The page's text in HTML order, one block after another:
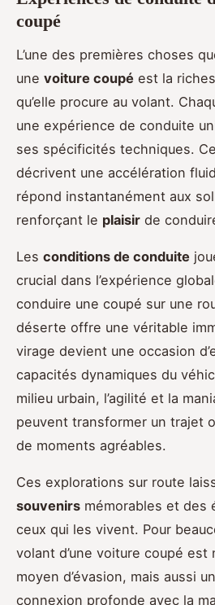
coupé
L’une des premières choses
une voiture coupé est la
qu’elle procure au volant.
une expérience de conduite
ses spécificités techniques.
décrivent une accélération
répond instantanément aux
renforçant le plaisir de
Les conditions de conduite
crucial dans l’expérience
conduire une coupé sur une
déserte offre une véritable
virage devient une occasion
capacités dynamiques du
milieu urbain, l’agilité et la
peuvent transformer un trajet
de moments agréables.
Ces explorations sur route
souvenirs mémorables et des
ceux qui les vivent. Pour
volant d’une voiture coupé est
moyen d’évasion, mais aussi
connexion profonde avec la